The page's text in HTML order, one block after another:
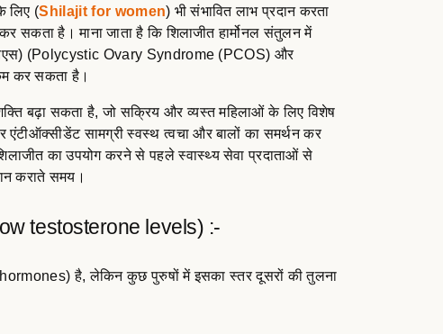
लिए (Shilajit for women) भी संभावित लाभ प्रदान करता
है। माना जाता है कि शिलाजीत हार्मोनल संतुलन में
(Polycystic Ovary Syndrome (PCOS) और
कर सकता है।
बढ़ा सकता है, जो सक्रिय और व्यस्त महिलाओं के लिए विशेष
सामग्री स्वस्थ त्वचा और बालों का समर्थन कर
का उपयोग करने से पहले स्वास्थ्य सेवा प्रदाताओं से
कराते समय।
testosterone levels) :-
है, लेकिन कुछ पुरुषों में इसका स्तर दूसरों की तुलना